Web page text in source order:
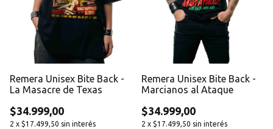
Remera Unisex Bite Back -
La Masacre de Texas
$34.999,00
2 x $17.499,50 sin interés
Remera Unisex Bite Back -
Marcianos al Ataque
$34.999,00
2 x $17.499,50 sin interés